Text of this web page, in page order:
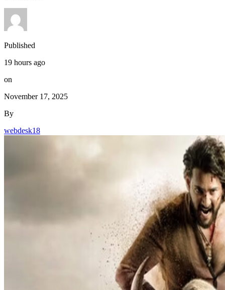
Published
19 hours ago
on
November 17, 2025
By
webdesk18